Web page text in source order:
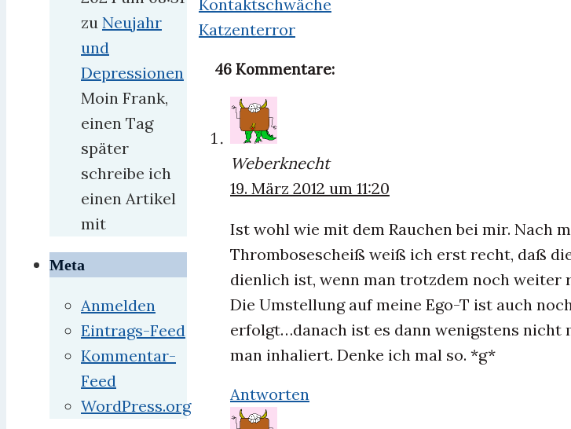
Kontaktschwäche
Katzenterror
46 Kommentare:
Weberknecht
19. März 2012 um 11:20
Ist wohl wie mit dem Rauchen bei mir. Nach
Thrombosescheiß weiß ich erst recht, daß
dienlich ist, wenn man trotzdem noch weiter
Die Umstellung auf meine Ego-T ist auch
erfolgt…danach ist es dann wenigstens nicht
man inhaliert. Denke ich mal so. *g*
Antworten
zu Neujahr
und
Depressionen
Moin Frank,
einen Tag
später
schreibe ich
einen Artikel
mit
Meta
Anmelden
Eintrags-Feed
Kommentar-
Feed
WordPress.org